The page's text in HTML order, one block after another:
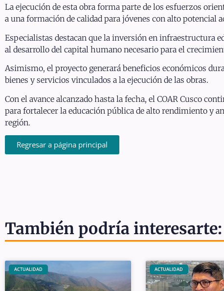
La ejecución de esta obra forma parte de los esfuerzos
a una formación de calidad para jóvenes con alto potencial
Especialistas destacan que la inversión en infraestructura
al desarrollo del capital humano necesario para el
Asimismo, el proyecto generará beneficios económicos
bienes y servicios vinculados a la ejecución de las obras.
Con el avance alcanzado hasta la fecha, el COAR Cusco
para fortalecer la educación pública de alto rendimiento y
región.
Regresar a página principal
También podría interesarte:
ACTUALIDAD ACTUALIDAD